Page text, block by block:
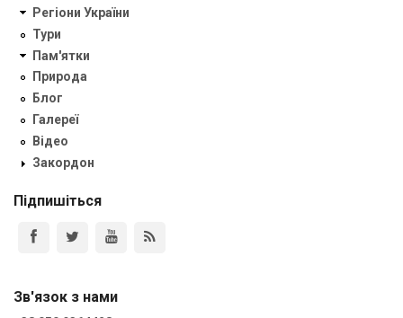
Регіони України
Тури
Пам'ятки
Природа
Блог
Галереї
Відео
Закордон
Підпишіться
Зв'язок з нами